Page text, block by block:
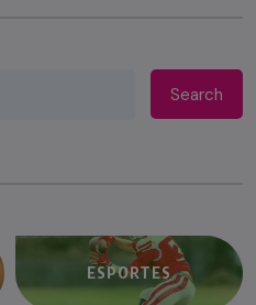
Search
ESPORTES